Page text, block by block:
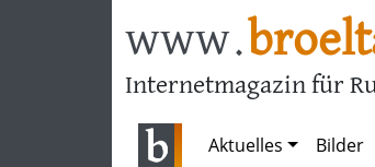
www.
Internetmagazin für
Aktuelles Bilder